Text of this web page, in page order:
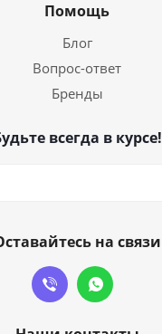
Помощь
Блог
Вопрос-ответ
Бренды
всегда в курсе!
на связи